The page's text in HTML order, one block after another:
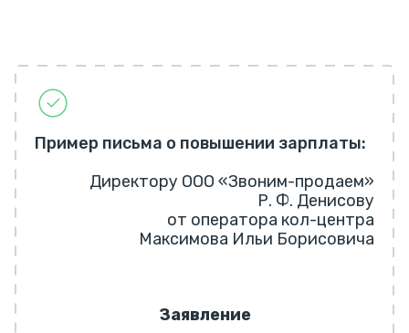
Пример письма о повышении зарплаты:
Директору ООО «Звоним-продаем»
Р. Ф. Денисову
от оператора кол-центра
Максимова Ильи Борисовича
Заявление